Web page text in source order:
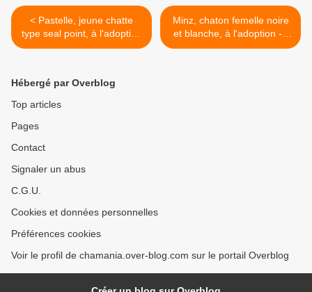
< Pastelle, jeune chatte
type seal point, à l'adoption
-> adoptée par sa FA
Minz, chaton femelle noire
et blanche, à l'adoption ->
adoptée >
Hébergé par Overblog
Top articles
Pages
Contact
Signaler un abus
C.G.U.
Cookies et données personnelles
Préférences cookies
Voir le profil de chamania.over-blog.com sur le portail Overblog